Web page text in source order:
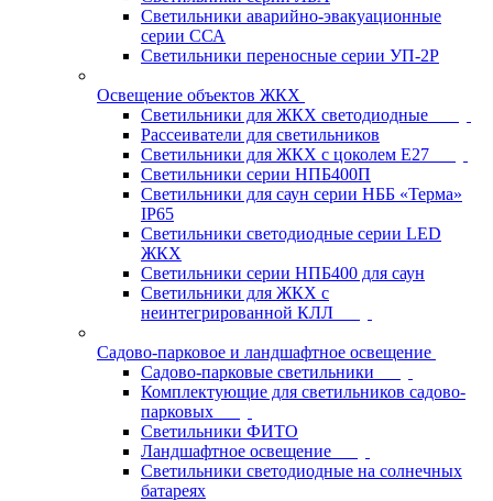
Светильники аварийно-эвакуационные
серии ССА
Светильники переносные серии УП-2Р
Освещение объектов ЖКХ
Светильники для ЖКХ светодиодные
Рассеиватели для светильников
Светильники для ЖКХ с цоколем Е27
Светильники серии НПБ400П
Светильники для саун серии НББ «Терма»
IP65
Светильники светодиодные серии LED
ЖКХ
Светильники серии НПБ400 для саун
Светильники для ЖКХ с
неинтегрированной КЛЛ
Садово-парковое и ландшафтное освещение
Садово-парковые светильники
Комплектующие для светильников садово-
парковых
Светильники ФИТО
Ландшафтное освещение
Светильники светодиодные на солнечных
батареях